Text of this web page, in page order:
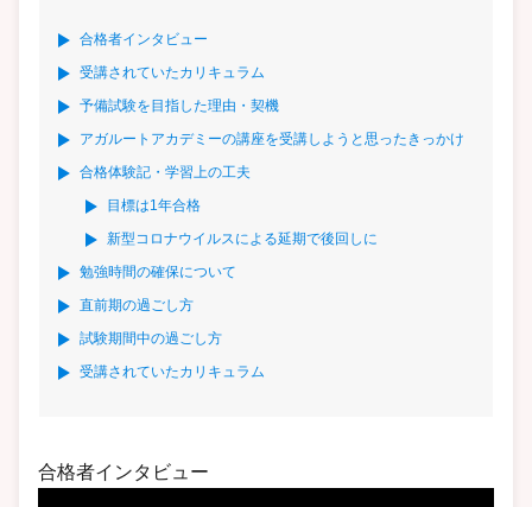
合格者インタビュー
受講されていたカリキュラム
予備試験を目指した理由・契機
アガルートアカデミーの講座を受講しようと思ったきっかけ
合格体験記・学習上の工夫
目標は1年合格
新型コロナウイルスによる延期で後回しに
勉強時間の確保について
直前期の過ごし方
試験期間中の過ごし方
受講されていたカリキュラム
合格者インタビュー